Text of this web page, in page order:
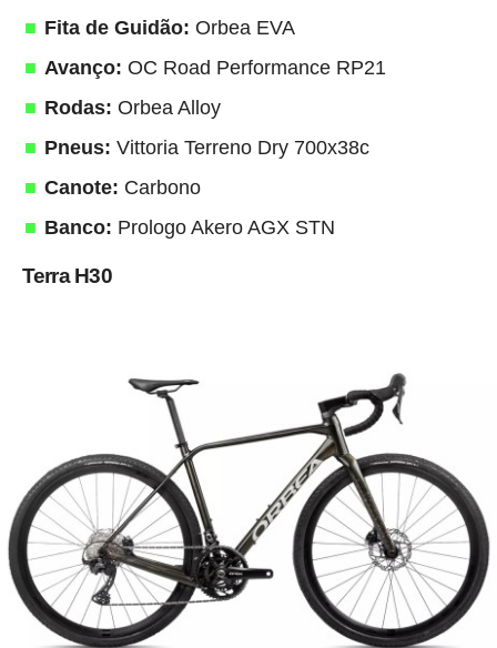
Fita de Guidão: Orbea EVA
Avanço: OC Road Performance RP21
Rodas: Orbea Alloy
Pneus: Vittoria Terreno Dry 700x38c
Canote: Carbono
Banco: Prologo Akero AGX STN
Terra H30